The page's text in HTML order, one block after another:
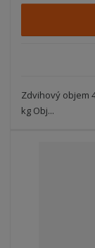
Zdvihový objem
kg Obj...